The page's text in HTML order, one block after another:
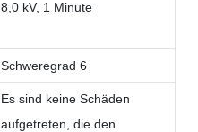
8,0 kV, 1 Minute
Schweregrad 6
Es sind keine Schäden
aufgetreten, die den